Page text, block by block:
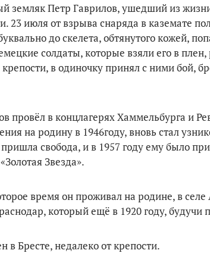
Петр Гаврилов, ушедший из жизни
23 июля от взрыва снаряда в каземате
до скелета, обтянутого кожей,
солдаты, которые взяли его в плен,
в одиночку принял с ними бой,
провёл в концлагерях Хаммельбурга и
на родину в 1946году, вновь стал
свобода, и в 1957 году ему было
Звезда».
время он проживал на родине, в
который ещё в 1920 году, будучи
в Бресте, недалеко от крепости.